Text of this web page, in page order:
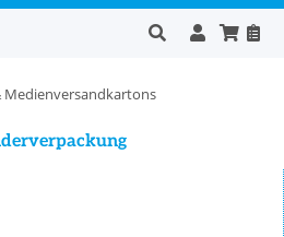
Medienversandkartons